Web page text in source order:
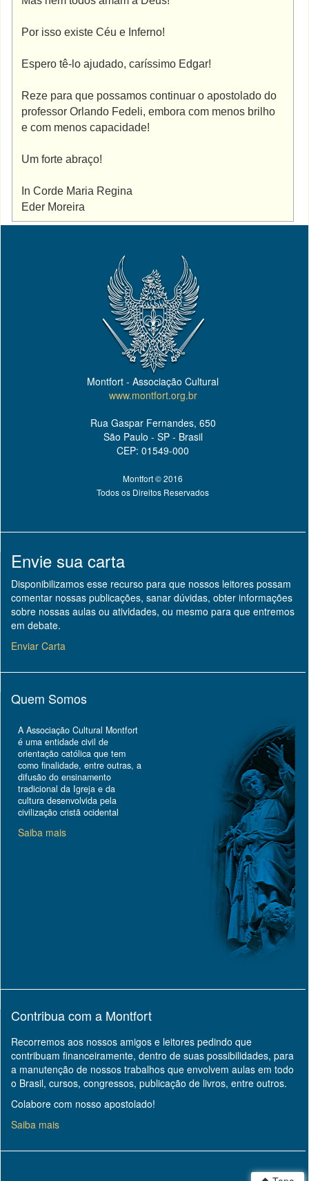
Por isso existe Céu e Inferno!
Espero tê-lo ajudado, caríssimo Edgar!
Reze para que possamos continuar o apostolado do
professor Orlando Fedeli, embora com menos brilho
e com menos capacidade!
Um forte abraço!
In Corde Maria Regina
Eder Moreira
Montfort - Associação Cultural
www.montfort.org.br
Rua Gaspar Fernandes, 650
São Paulo - SP - Brasil
CEP: 01549-000
Montfort © 2016
Todos os Direitos Reservados
Envie sua carta
Disponibilizamos esse recurso para que nossos leitores possam
comentar nossas publicações, sanar dúvidas, obter informações
sobre nossas aulas ou atividades, ou mesmo para que entremos
em debate.
Enviar Carta
Quem Somos
A Associação Cultural Montfort
é uma entidade civil de
orientação católica que tem
como finalidade, entre outras, a
difusão do ensinamento
tradicional da Igreja e da
cultura desenvolvida pela
civilização cristã ocidental
Saiba mais
Contribua com a Montfort
Recorremos aos nossos amigos e leitores pedindo que
contribuam financeiramente, dentro de suas possibilidades, para
a manutenção de nossos trabalhos que envolvem aulas em todo
o Brasil, cursos, congressos, publicação de livros, entre outros.
Colabore com nosso apostolado!
Saiba mais